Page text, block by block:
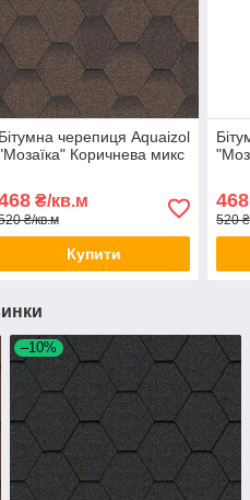
Бітумна черепиця Aquaizol
Коричнева микс
₴/кв.м
₴/кв.м
Купити
468
520
–10%